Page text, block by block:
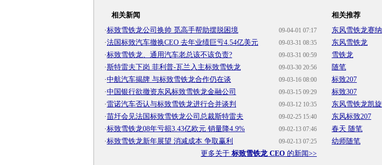
相关新闻
09-04-01 07:17
·标致雪铁龙公司换帅 觅高手帮助摆脱困境
09-03-31 08:35
·法国标致汽车撤换CEO 去年业绩巨亏4.54亿美元
09-03-31 00:59
·标致雪铁龙、通用汽车老总该不该负责?
09-03-30 20:56
·斯特雷夫下岗 菲利普-瓦兰入主标致雪铁龙
09-03-16 08:00
·中航汽车揭牌 与标致雪铁龙合作仍在谈
09-03-15 09:29
·中国银行欲撤资东风标致雪铁龙金融公司
09-03-12 10:35
·雷诺汽车否认与标致雪铁龙进行合并谈判
09-02-25 15:40
·苗圩会见法国标致雪铁龙公司总裁斯特雷夫
09-02-13 07:46
·标致雪铁龙08年亏损3.43亿欧元 销量降4.9%
09-02-13 07:25
·标致雪铁龙新年展望 消减成本 争取赢利
更多关于 标致雪铁龙 CEO 的新闻>>
相关推荐
东风雪铁龙赛纳
东风雪铁龙
雪铁龙
随笔
标致207
标致307
东风雪铁龙凯旋
东风标致207
春天 随笔
幼师随笔